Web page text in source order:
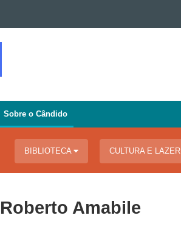
Sobre o Cândido
BIBLIOTECA CULTURA E LAZER
Amabile